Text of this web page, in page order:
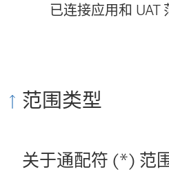
)
已连接应用和 UAT
范围类型
关于通配符 (*) 范